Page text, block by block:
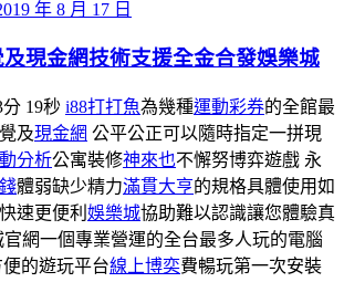
年 8 月 17 日
現金網技術支援全金合發娛樂城
分 19秒 i88打打魚為幾種運動彩券的全館最
及現金網 公平公正可以隨時指定一拼現
分析公寓裝修神來也不懈努博弈遊戲 永
體弱缺少精力滿貫大亨的規格具體使用如
速更便利 娛樂城協助難以認識讓您體驗真
官網一個專業營運的全台最多人玩的電腦
的遊玩平台線上博奕費暢玩第一次安裝